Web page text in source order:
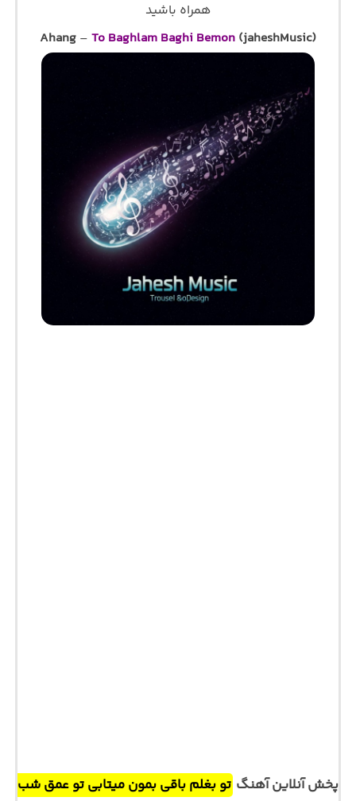
همراه باشید
Ahang – To Baghlam Baghi Bemon (jaheshMusic)
پخش آنلاین آهنگ تو بغلم باقی بمون میتابی تو عمق شب